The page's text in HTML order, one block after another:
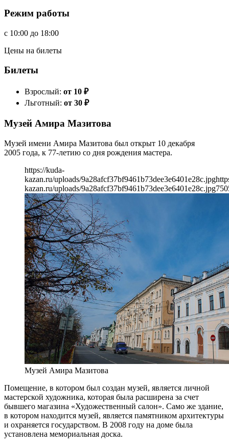
Режим работы
c 10:00 до 18:00
Цены на билеты
Билеты
Взрослый: от 10 ₽
Льготный: от 30 ₽
Музей Амира Мазитова
Музей имени Амира Мазитова был открыт 10 декабря
2005 года, к 77-летию со дня рождения мастера.
https://kuda-
kazan.ru/uploads/9a28afcf37bf9461b73dee3e6401e28c.jpg
kazan.ru/uploads/9a28afcf37bf9461b73dee3e6401e28c.jpg750
Музей Амира Мазитова
Помещение, в котором был создан музей, является личной
мастерской художника, которая была расширена за счет
бывшего магазина «Художественный салон». Само же здание,
в котором находится музей, является памятником архитектуры
и охраняется государством. В 2008 году на доме была
установлена мемориальная доска.